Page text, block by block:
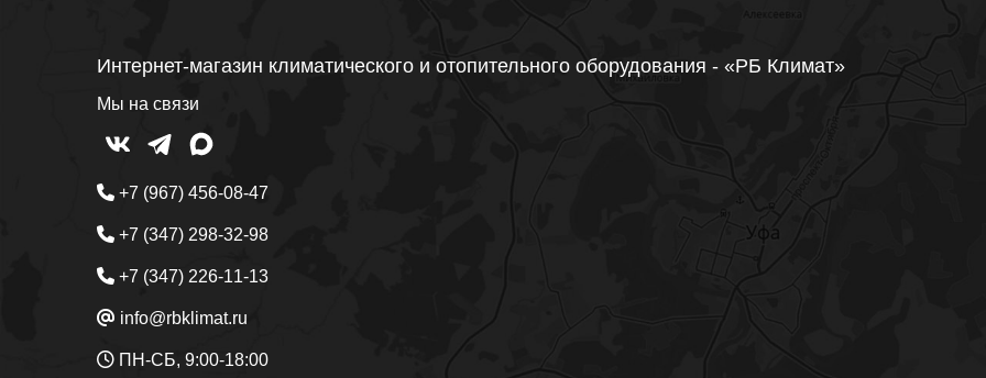
Интернет-магазин климатического и отопительного оборудования - «РБ Климат»
Мы на связи
+7 (967) 456-08-47
+7 (347) 298-32-98
+7 (347) 226-11-13
info@rbklimat.ru
ПН-СБ, 9:00-18:00